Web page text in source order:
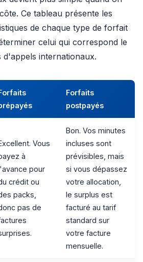
Ce tableau présente les
de chaque type de forfait
celui qui correspond le
d'appels internationaux.
Forfaits
postpayés
Vous
à
pour
crédit ou
packs,
pas de
Bon. Vos minutes
incluses sont
prévisibles, mais
si vous dépassez
votre allocation,
le surplus est
facturé au tarif
standard sur
votre facture
mensuelle.